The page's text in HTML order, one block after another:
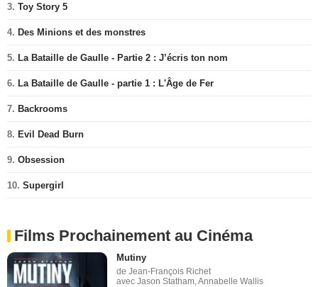
3. Toy Story 5
4. Des Minions et des monstres
5. La Bataille de Gaulle - Partie 2 : J’écris ton nom
6. La Bataille de Gaulle - partie 1 : L'Âge de Fer
7. Backrooms
8. Evil Dead Burn
9. Obsession
10. Supergirl
Films Prochainement au Cinéma
Mutiny
de Jean-François Richet
avec Jason Statham, Annabelle Wallis